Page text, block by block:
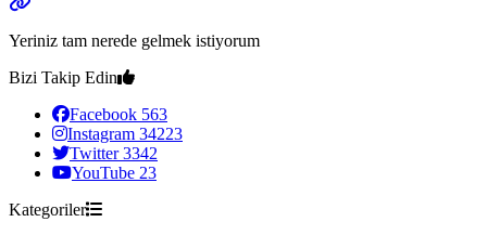
Yeriniz tam nerede gelmek istiyorum
Bizi Takip Edin
Facebook 563
Instagram 34223
Twitter 3342
YouTube 23
Kategoriler